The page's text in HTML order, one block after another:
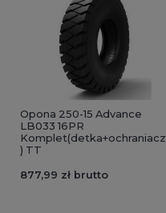
Opona 250-15 Advance
LB033 16PR
Komplet(detka+ochraniacz
) TT
877,99 zł brutto